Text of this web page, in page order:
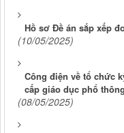
Hồ sơ Đề án sắp xếp
(10/05/2025)
Công điện về tổ chức
cấp giáo dục phổ
(08/05/2025)